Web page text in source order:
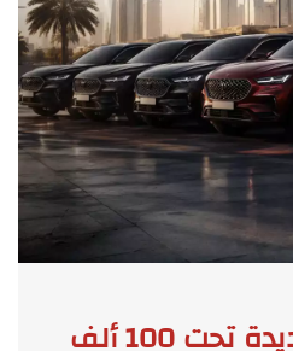
أفضل سيارات جديدة تحت 100 ألف